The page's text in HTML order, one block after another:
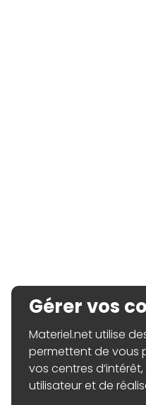
Gérer vos
Materiel.net utilise
permettent de vous
vos centres
utilisateur et de